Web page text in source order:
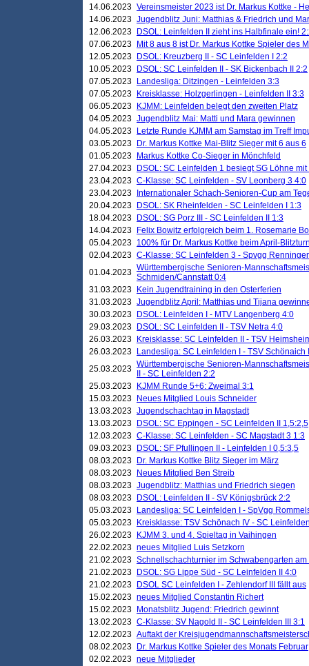
14.06.2023 Vereinsmeister 2023 ist Dr. Markus Kottke -
14.06.2023 Jugendblitz Juni: Matthias & Friedrich und
12.06.2023
DSOL: Leinfelden II zieht ins Halbfinale ein!
07.06.2023
Mit 8 aus 8 ist Dr. Markus Kottke Spieler des
12.05.2023
DSOL: Kreuzberg II - SC Leinfelden I 2:2
10.05.2023
DSOL: SC Leinfelden II - SK Bickenbach II 2:2
07.05.2023
Landesliga: Ditzingen - Leinfelden 3:3
07.05.2023
Kreisklasse: Holzgerlingen - Leinfelden II 3:3
06.05.2023
KJMM: Leinfelden belegt den zweiten Platz
04.05.2023 Jugendblitz Mai: Matti und Mara gewinnen
04.05.2023
Letzte Runde KJMM am Samstag im Treff
03.05.2023
Dr. Markus Kottke Mai-Blitz Sieger mit 6 aus 6
01.05.2023
Markus Kottke Co-Sieger in Mönchfeld
27.04.2023
DSOL: SC Leinfelden 1 besiegt SG Löhne mit
23.04.2023 C-Klasse: SC Leinfelden - SV Leonberg 3 4:0
23.04.2023
Internationaler Schach-Senioren-Cup am
20.04.2023
DSOL: SK Rheinfelden - SC Leinfelden I 1:3
18.04.2023
DSOL: SG Porz III - SC Leinfelden II 1:3
14.04.2023
Felix Bowitz erfolgreich beim 1. Rosemarie
05.04.2023 100% für Dr. Markus Kottke beim April-
02.04.2023 C-Klasse: SC Leinfelden 3 - Spvgg
01.04.2023 Württembergische Senioren-
Schmiden/Cannstatt 0:4
31.03.2023
Kein Jugendtraining in den Osterferien
31.03.2023 Jugendblitz April: Matthias und Tijana
30.03.2023
DSOL: Leinfelden I - MTV Langenberg 4:0
29.03.2023
DSOL: SC Leinfelden II - TSV Netra 4:0
26.03.2023
Kreisklasse: SC Leinfelden II - TSV
26.03.2023
Landesliga: SC Leinfelden I - TSV Schönaich
25.03.2023 Württembergische Senioren-
II - SC Leinfelden 2:2
25.03.2023
KJMM Runde 5+6: Zweimal 3:1
15.03.2023
Neues Mitglied Louis Schneider
13.03.2023 Jugendschachtag in Magstadt
13.03.2023
DSOL: SC Eppingen - SC Leinfelden II 1,5:2,5
12.03.2023 C-Klasse: SC Leinfelden - SC Magstadt 3 1:3
09.03.2023
DSOL: SF Pfullingen II - Leinfelden I 0,5:3,5
08.03.2023
Dr. Markus Kottke Blitz Sieger im März
08.03.2023
Neues Mitglied Ben Streib
08.03.2023 Jugendblitz: Matthias und Friedrich siegen
08.03.2023
DSOL: Leinfelden II - SV Königsbrück 2:2
05.03.2023
Landesliga: SC Leinfelden I - SpVgg
05.03.2023
Kreisklasse: TSV Schönach IV - SC
26.02.2023
KJMM 3. und 4. Spieltag in Vaihingen
22.02.2023 neues Mitglied Luis Setzkorn
21.02.2023 Schnellschachturnier im Schwabengarten
21.02.2023
DSOL: SG Lippe Süd - SC Leinfelden II 4:0
21.02.2023
DSOL SC Leinfelden I - Zehlendorf III fällt aus
15.02.2023 neues Mitglied Constantin Richert
15.02.2023
Monatsblitz Jugend: Friedrich gewinnt
13.02.2023 C-Klasse: SV Nagold II - SC Leinfelden III 3:1
12.02.2023 Auftakt der
08.02.2023
Dr. Markus Kottke Spieler des Monats Februar
02.02.2023 neue Mitglieder